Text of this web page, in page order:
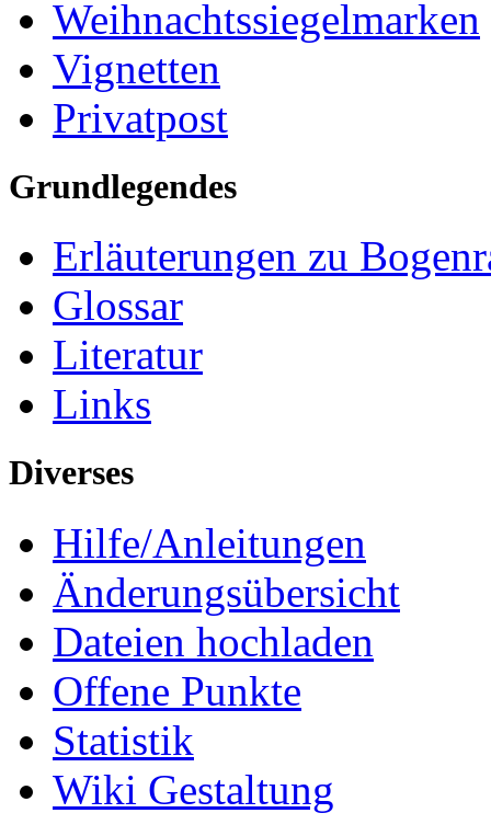
Weihnachtssiegelmarken
Vignetten
Privatpost
Grundlegendes
Erläuterungen zu
Glossar
Literatur
Links
Diverses
Hilfe/Anleitungen
Änderungsübersicht
Dateien hochladen
Offene Punkte
Statistik
Wiki Gestaltung